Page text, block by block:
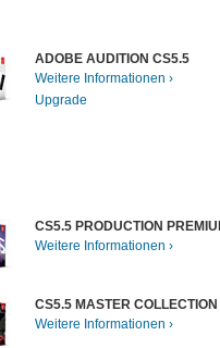
ADOBE AUDITION CS5.5
Weitere Informationen
Upgrade
CS5.5 PRODUCTION
Weitere Informationen
CS5.5 MASTER COLLECTION
Weitere Informationen